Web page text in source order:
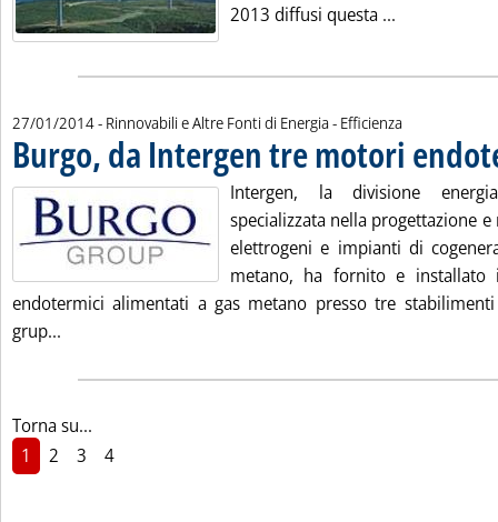
2013 diffusi questa ...
27/01/2014- Rinnovabili e Altre Fonti di Energia - Efficienza
Burgo, da Intergen tre motori
Intergen, la divisione
specializzata nella progettazione
elettrogeni e impianti di
metano, ha fornito e
endotermici alimentati a gas metano presso tre
grup...
Torna su...
1
2 3 4